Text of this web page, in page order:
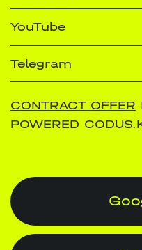
YouTube
Telegram
CONTRACT OFFER
POWERED